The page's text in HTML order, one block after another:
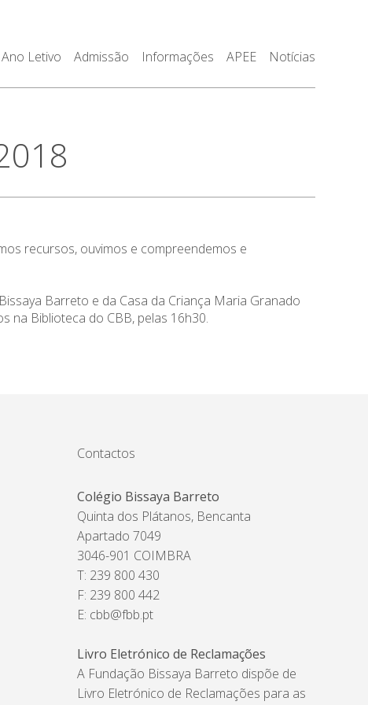
Ano Letivo Admissão Informações APEE Notícias
recursos, ouvimos e compreendemos e
Barreto e da Casa da Criança Maria Granado
na Biblioteca do CBB, pelas 16h30.
Contactos
Colégio Bissaya Barreto
Quinta dos Plátanos, Bencanta
Apartado 7049
3046-901 COIMBRA
T: 239 800 430
F: 239 800 442
E: cbb@fbb.pt
Livro Eletrónico de Reclamações
A Fundação Bissaya Barreto dispõe de
Livro Eletrónico de Reclamações para as